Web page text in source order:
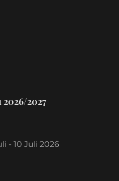
2027
- 10 Juli 2026